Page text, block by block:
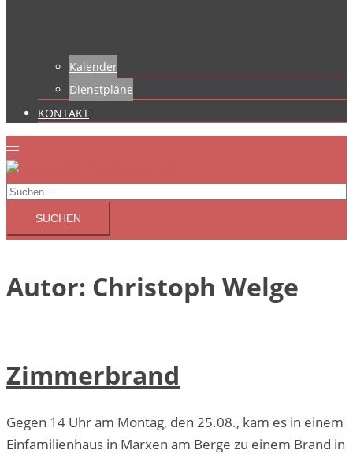
Kalender
Dienstpläne
KONTAKT
Suchen
nach:
Autor: Christoph Welge
Zimmerbrand
Gegen 14 Uhr am Montag, den 25.08., kam es in einem
Einfamilienhaus in Marxen am Berge zu einem Brand in